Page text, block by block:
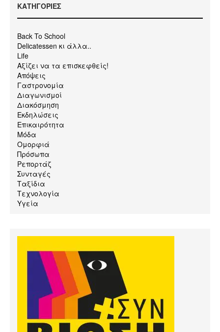
KΑΤΗΓΟΡΙΕΣ
Back To School
Delicatessen κι άλλα..
Life
Αξίζει να τα επισκεφθείς!
Απόψεις
Γαστρονομία
Διαγωνισμοί
Διακόσμηση
Εκδηλώσεις
Επικαιρότητα
Μόδα
Ομορφιά
Πρόσωπα
Ρεπορτάζ
Συνταγές
Ταξίδια
Τεχνολογία
Υγεία